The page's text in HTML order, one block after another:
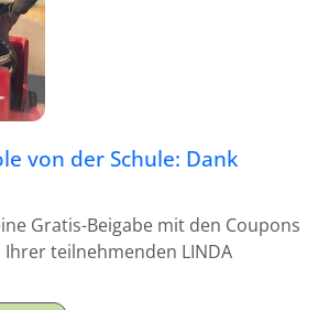
von der Schule: Dank
Gratis-Beigabe mit den Coupons
teilnehmenden LINDA